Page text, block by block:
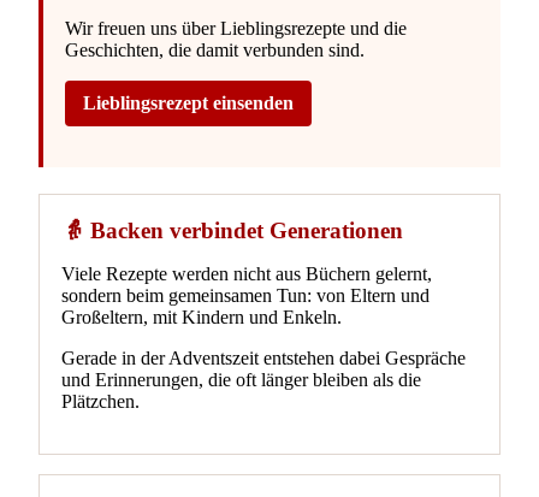
Wir freuen uns über Lieblingsrezepte und die
Geschichten, die damit verbunden sind.
Lieblingsrezept einsenden
👵 Backen verbindet Generationen
Viele Rezepte werden nicht aus Büchern gelernt,
sondern beim gemeinsamen Tun: von Eltern und
Großeltern, mit Kindern und Enkeln.
Gerade in der Adventszeit entstehen dabei Gespräche
und Erinnerungen, die oft länger bleiben als die
Plätzchen.